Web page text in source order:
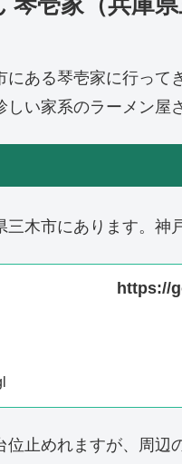
にある琴壱家に行って
しい家系のラーメン屋
三木市にあります。神
https://
位止めれますが、周辺